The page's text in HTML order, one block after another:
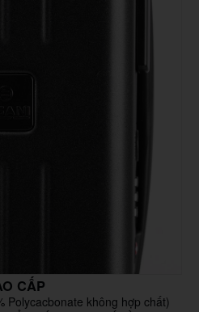
CẤP
Polycacbonate không hợp chất)